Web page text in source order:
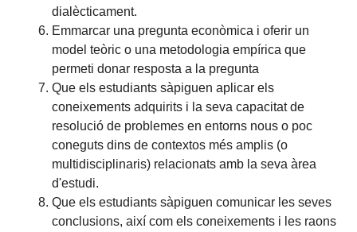
dialècticament.
Emmarcar una pregunta econòmica i oferir un
model teòric o una metodologia empírica que
permeti donar resposta a la pregunta
Que els estudiants sàpiguen aplicar els
coneixements adquirits i la seva capacitat de
resolució de problemes en entorns nous o poc
coneguts dins de contextos més amplis (o
multidisciplinaris) relacionats amb la seva àrea
d'estudi.
Que els estudiants sàpiguen comunicar les seves
conclusions, així com els coneixements i les raons